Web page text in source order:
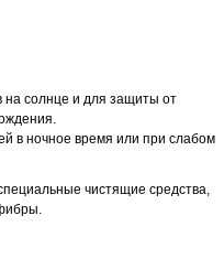
на солнце и для защиты от
в ночное время или при слабом
чистящие средства,